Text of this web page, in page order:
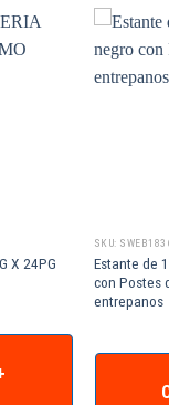
X 24PG
SKU:
Estante de
con Postes
entrepanos